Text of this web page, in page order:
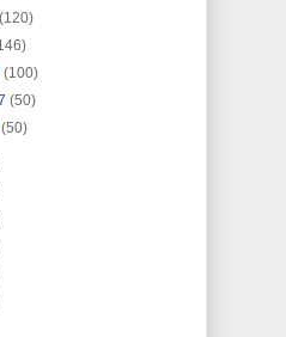
(120)
(100)
(50)
(50)